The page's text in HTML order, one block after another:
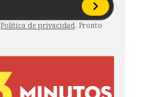
Política de privacidad. Pronto